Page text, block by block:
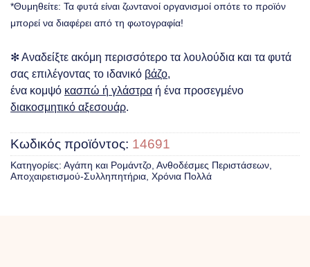
*Θυμηθείτε: Τα φυτά είναι ζωντανοί οργανισμοί οπότε το προϊόν
μπορεί να διαφέρει από τη φωτογραφία!
✻ Αναδείξτε ακόμη περισσότερο τα λουλούδια και τα φυτά
σας επιλέγοντας το ιδανικό βάζο,
ένα κομψό κασπώ ή γλάστρα ή ένα προσεγμένο
διακοσμητικό αξεσουάρ.
Κωδικός προϊόντος: 14691
Κατηγορίες: Αγάπη και Ρομάντζο, Ανθοδέσμες Περιστάσεων,
Αποχαιρετισμού-Συλληπητήρια, Χρόνια Πολλά